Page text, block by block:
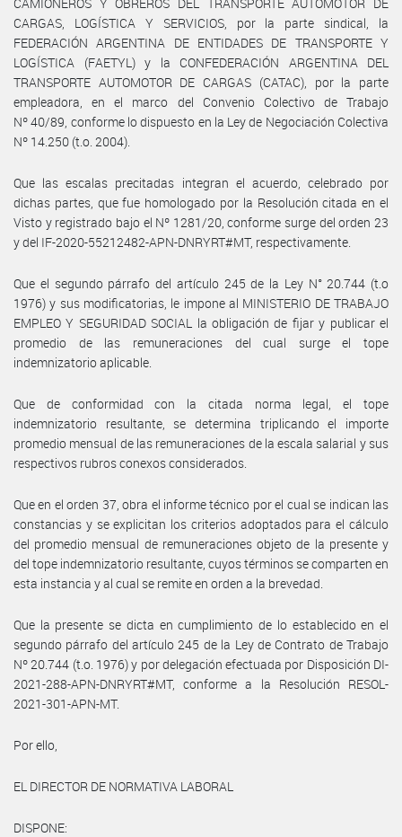
CARGAS, LOGÍSTICA Y SERVICIOS, por la parte sindical, la
FEDERACIÓN ARGENTINA DE ENTIDADES DE TRANSPORTE Y
LOGÍSTICA (FAETYL) y la CONFEDERACIÓN ARGENTINA DEL
TRANSPORTE AUTOMOTOR DE CARGAS (CATAC), por la parte
empleadora, en el marco del Convenio Colectivo de Trabajo
Nº 40/89, conforme lo dispuesto en la Ley de Negociación Colectiva
Nº 14.250 (t.o. 2004).
Que las escalas precitadas integran el acuerdo, celebrado por
dichas partes, que fue homologado por la Resolución citada en el
Visto y registrado bajo el Nº 1281/20, conforme surge del orden 23
y del IF-2020-55212482-APN-DNRYRT#MT, respectivamente.
Que el segundo párrafo del artículo 245 de la Ley N° 20.744 (t.o
1976) y sus modificatorias, le impone al MINISTERIO DE TRABAJO
EMPLEO Y SEGURIDAD SOCIAL la obligación de fijar y publicar el
promedio de las remuneraciones del cual surge el tope
indemnizatorio aplicable.
Que de conformidad con la citada norma legal, el tope
indemnizatorio resultante, se determina triplicando el importe
promedio mensual de las remuneraciones de la escala salarial y sus
respectivos rubros conexos considerados.
Que en el orden 37, obra el informe técnico por el cual se indican las
constancias y se explicitan los criterios adoptados para el cálculo
del promedio mensual de remuneraciones objeto de la presente y
del tope indemnizatorio resultante, cuyos términos se comparten en
esta instancia y al cual se remite en orden a la brevedad.
Que la presente se dicta en cumplimiento de lo establecido en el
segundo párrafo del artículo 245 de la Ley de Contrato de Trabajo
Nº 20.744 (t.o. 1976) y por delegación efectuada por Disposición DI-
2021-288-APN-DNRYRT#MT, conforme a la Resolución RESOL-
2021-301-APN-MT.
Por ello,
EL DIRECTOR DE NORMATIVA LABORAL
DISPONE: